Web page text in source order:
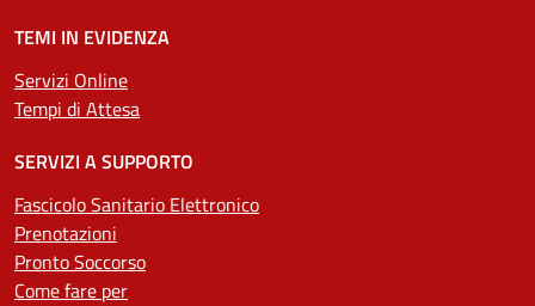
TEMI IN EVIDENZA
Servizi Online
Tempi di Attesa
SERVIZI A SUPPORTO
Fascicolo Sanitario Elettronico
Prenotazioni
Pronto Soccorso
Come fare per